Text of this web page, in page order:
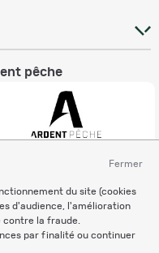
Fermer
du site (cookies
d'audience, l'amélioration
la fraude.
par finalité ou continuer
pêche